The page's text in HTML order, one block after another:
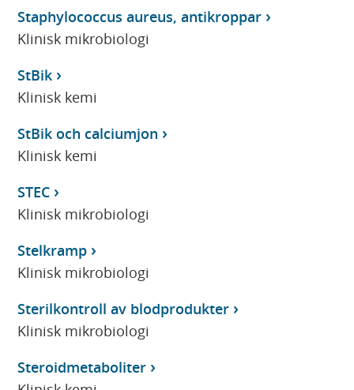
Staphylococcus aureus, antikroppar
Klinisk mikrobiologi
StBik
Klinisk kemi
StBik och calciumjon
Klinisk kemi
STEC
Klinisk mikrobiologi
Stelkramp
Klinisk mikrobiologi
Sterilkontroll av blodprodukter
Klinisk mikrobiologi
Steroidmetaboliter